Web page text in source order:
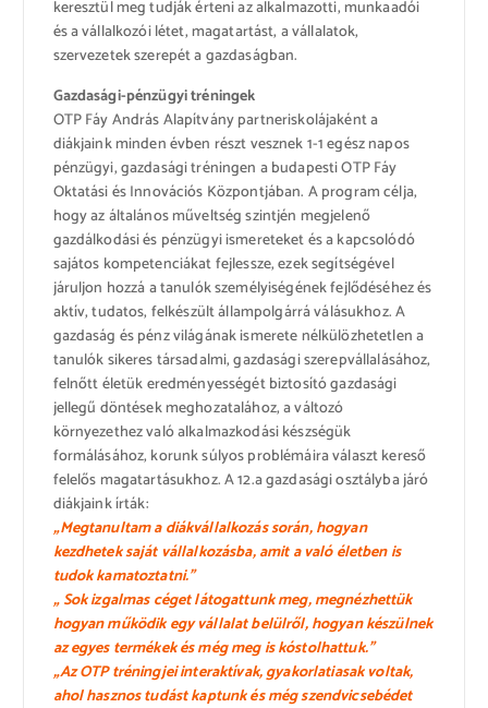
keresztül meg tudják érteni az alkalmazotti, munkaadói
és a vállalkozói létet, magatartást, a vállalatok,
szervezetek szerepét a gazdaságban.
Gazdasági-pénzügyi tréningek
OTP Fáy András Alapítvány partneriskolájaként a
diákjaink minden évben részt vesznek 1-1 egész napos
pénzügyi, gazdasági tréningen a budapesti OTP Fáy
Oktatási és Innovációs Központjában. A program célja,
hogy az általános műveltség szintjén megjelenő
gazdálkodási és pénzügyi ismereteket és a kapcsolódó
sajátos kompetenciákat fejlessze, ezek segítségével
járuljon hozzá a tanulók személyiségének fejlődéséhez és
aktív, tudatos, felkészült állampolgárrá válásukhoz. A
gazdaság és pénz világának ismerete nélkülözhetetlen a
tanulók sikeres társadalmi, gazdasági szerepvállalásához,
felnőtt életük eredményességét biztosító gazdasági
jellegű döntések meghozatalához, a változó
környezethez való alkalmazkodási készségük
formálásához, korunk súlyos problémáira választ kereső
felelős magatartásukhoz. A 12.a gazdasági osztályba járó
diákjaink írták:
„Megtanultam a diákvállalkozás során, hogyan
kezdhetek saját vállalkozásba, amit a való életben is
tudok kamatoztatni.”
„ Sok izgalmas céget látogattunk meg, megnézhettük
hogyan működik egy vállalat belülről, hogyan készülnek
az egyes termékek és még meg is kóstolhattuk.”
„Az OTP tréningjei interaktívak, gyakorlatiasak voltak,
ahol hasznos tudást kaptunk és még szendvicsebédet